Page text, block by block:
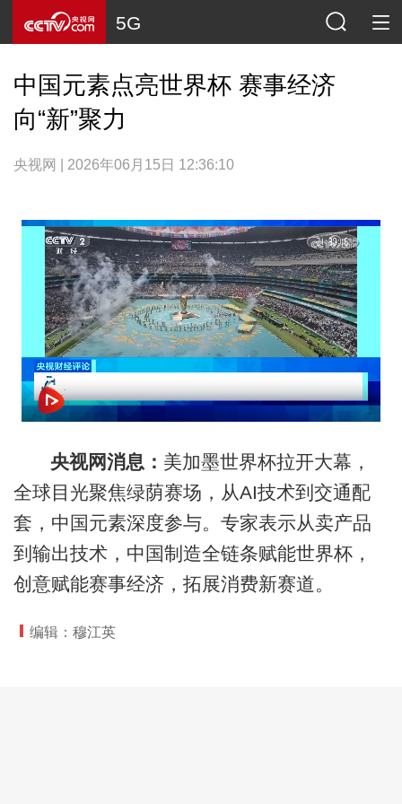
5G
中国元素点亮世界杯 赛事经济
向“新”聚力
央视网 | 2026年06月15日 12:36:10
央视网消息： 美加墨世界杯拉开大幕，
全球目光聚焦绿荫赛场，从AI技术到交通配
套，中国元素深度参与。专家表示从卖产品
到输出技术，中国制造全链条赋能世界杯，
创意赋能赛事经济，拓展消费新赛道。
编辑：穆江英